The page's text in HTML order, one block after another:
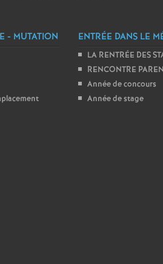
- MUTATION ENTRÉE DANS LE
LA RENTRÉE DES
RENCONTRE
Année de concours
Année de stage